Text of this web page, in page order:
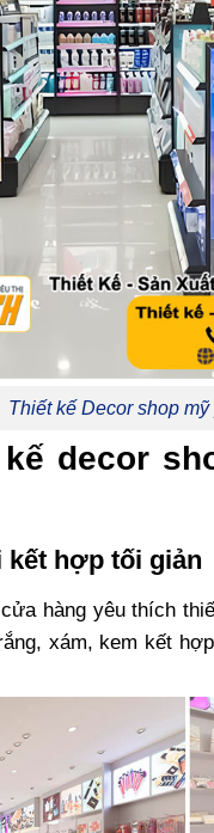
Thiết kế Decor shop
decor
kết hợp tối giản
hàng yêu thích
xám, kem kết